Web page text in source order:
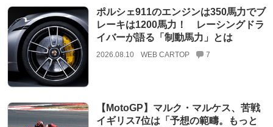
ポルシェ911のエンジンは350馬力でブ
レーキは1200馬力！ レーシングドラ
イバーが語る「制動馬力」とは
2026.08.10 WEB CARTOP 7
【MotoGP】マルク・マルケス、苦戦
イギリス7位は「予想の範疇。もっと